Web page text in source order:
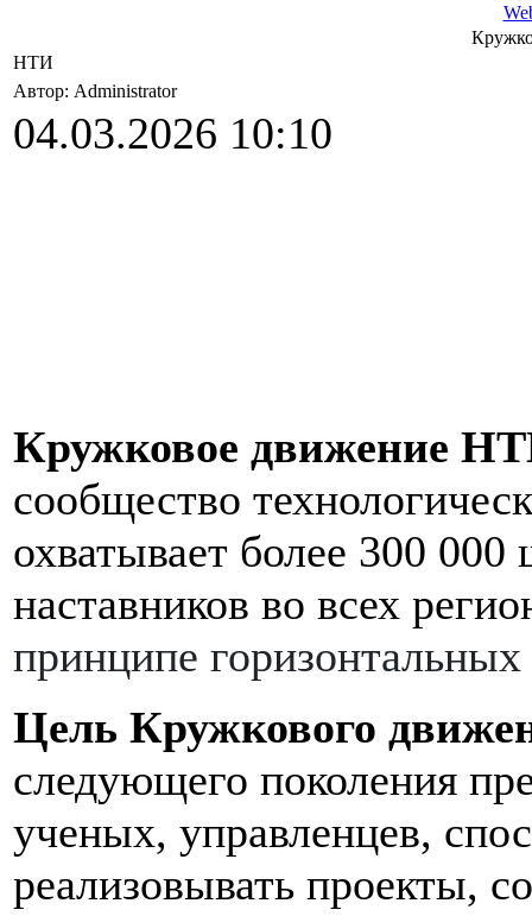
НТИ
Автор: Administrator
04.03.2026 10:10
Кружковое движение
сообщество
охватывает более 300 000
наставников во всех
принципе
Цель Кружкового
следующего поколения
ученых, управленцев,
реализовывать проекты,